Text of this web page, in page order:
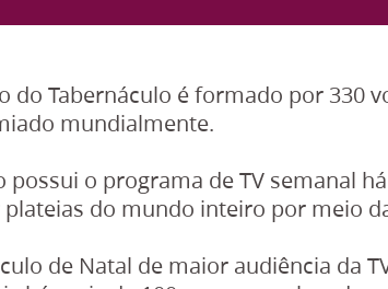
do Tabernáculo é formado por 330
mundialmente.
o programa de TV semanal
do mundo inteiro por meio
de Natal de maior audiência da